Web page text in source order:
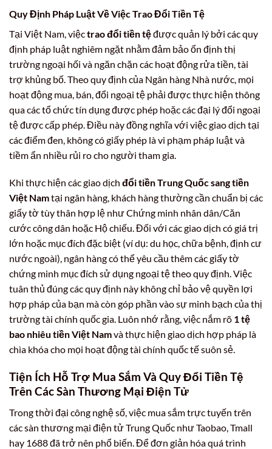
Quy Định Pháp Luật Về ViệcTrao Đổi Tiền Tệ
Tại Việt Nam, việctrao đổi tiền tệđược quản lý bởi các quy
định pháp luật nghiêm ngặt nhằm đảm bảo ổn định thị
trường ngoại hối và ngăn chặn các hoạt động rửa tiền, tài
trợ khủng bố. Theo quy định của Ngân hàng Nhà nước, mọi
hoạt động mua, bán, đổi ngoại tệ phải được thực hiện thông
qua các tổ chức tín dụng được phép hoặc các đại lý đổi ngoại
tệ được cấp phép. Điều này đồng nghĩa với việc giao dịch tại
các điểm đen, không có giấy phép là vi phạm pháp luật và
tiềm ẩn nhiều rủi ro cho người tham gia.
Khi thực hiện các giao dịch đổi tiền Trung Quốc sang tiền
Việt Namtại ngân hàng, khách hàng thường cần chuẩn bị các
giấy tờ tùy thân hợp lệ như Chứng minh nhân dân/Căn
cước công dân hoặc Hộ chiếu. Đối với các giao dịch có giá trị
lớn hoặc mục đích đặc biệt (ví dụ: du học, chữa bệnh, định cư
nước ngoài), ngân hàng có thể yêu cầu thêm các giấy tờ
chứng minh mục đích sử dụng ngoại tệ theo quy định. Việc
tuân thủ đúng các quy định này không chỉ bảo vệ quyền lợi
hợp pháp của bạn mà còn góp phần vào sự minh bạch của thị
trường tài chính quốc gia. Luôn nhớ rằng, việc nắm rõ 1 tệ
bao nhiêu tiền Việt Namvà thực hiện giao dịch hợp pháp là
chìa khóa cho mọi hoạt động tài chính quốc tế suôn sẻ.
Tiện Ích Hỗ Trợ Mua Sắm Và Quy Đổi Tiền Tệ
Trên Các Sàn Thương Mại Điện Tử
Trong thời đại công nghệ số, việc mua sắm trực tuyến trên
các sàn thương mại điện tử Trung Quốc như Taobao, Tmall
hay 1688 đã trở nên phổ biến. Để đơn giản hóa quá trình